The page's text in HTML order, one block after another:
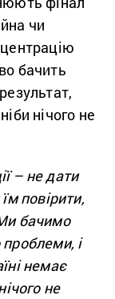
чи
бачить
нічого не
– не дати
повірити,
бачимо
і
немає
не